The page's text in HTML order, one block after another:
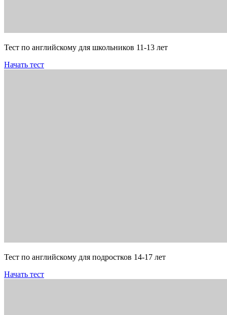
Тест по английскому для школьников 11-13 лет
Начать тест
Тест по английскому для подростков 14-17 лет
Начать тест